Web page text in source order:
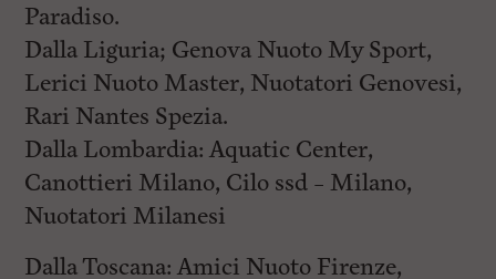
Paradiso.
Dalla Liguria; Genova Nuoto My Sport,
Lerici Nuoto Master, Nuotatori Genovesi,
Rari Nantes Spezia.
Dalla Lombardia: Aquatic Center,
Canottieri Milano, Cilo ssd – Milano,
Nuotatori Milanesi
Dalla Toscana: Amici Nuoto Firenze,